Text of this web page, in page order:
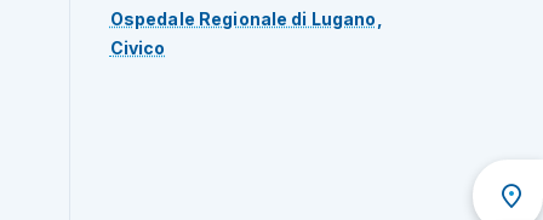
Ospedale Regionale di Lugano,
Civico